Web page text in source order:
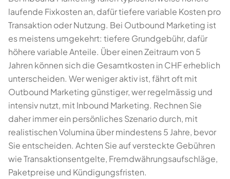
laufende Fixkosten an, dafür tiefere variable Kosten pro
Transaktion oder Nutzung. Bei Outbound Marketing ist
es meistens umgekehrt: tiefere Grundgebühr, dafür
höhere variable Anteile. Über einen Zeitraum von 5
Jahren können sich die Gesamtkosten in CHF erheblich
unterscheiden. Wer weniger aktiv ist, fährt oft mit
Outbound Marketing günstiger, wer regelmässig und
intensiv nutzt, mit Inbound Marketing. Rechnen Sie
daher immer ein persönliches Szenario durch, mit
realistischen Volumina über mindestens 5 Jahre, bevor
Sie entscheiden. Achten Sie auf versteckte Gebühren
wie Transaktionsentgelte, Fremdwährungsaufschläge,
Paketpreise und Kündigungsfristen.